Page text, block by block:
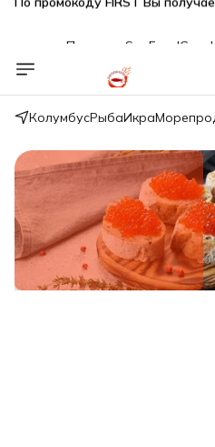
🎁 Бесплатная доставка
КолумбусРыбаИкра